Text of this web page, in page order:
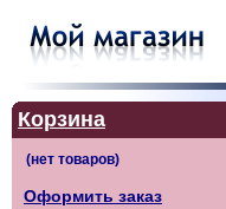
Корзина
Оформить заказ